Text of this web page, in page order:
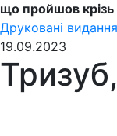
що пройшов крізь
Друковані видання
19.09.2023